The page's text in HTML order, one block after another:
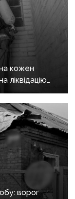
на кожен
ліквідацію
ворог